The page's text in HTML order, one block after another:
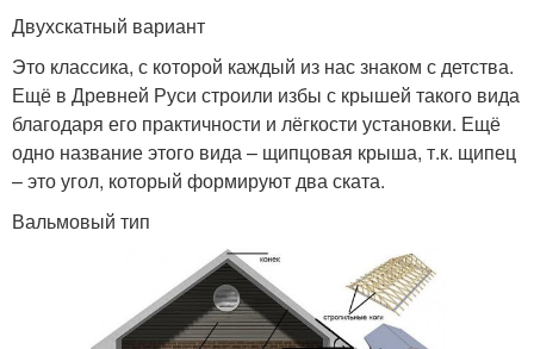
Двухскатный вариант
Это классика, с которой каждый из нас знаком с детства.
Ещё в Древней Руси строили избы с крышей такого вида
благодаря его практичности и лёгкости установки. Ещё
одно название этого вида – щипцовая крыша, т.к. щипец
– это угол, который формируют два ската.
Вальмовый тип